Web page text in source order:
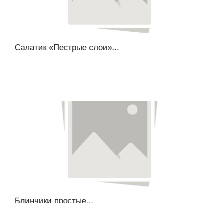
Салатик «Пестрые слои»...
Блинчики простые...